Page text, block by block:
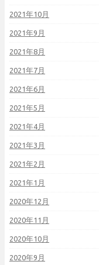
2021年10月
2021年9月
2021年8月
2021年7月
2021年6月
2021年5月
2021年4月
2021年3月
2021年2月
2021年1月
2020年12月
2020年11月
2020年10月
2020年9月